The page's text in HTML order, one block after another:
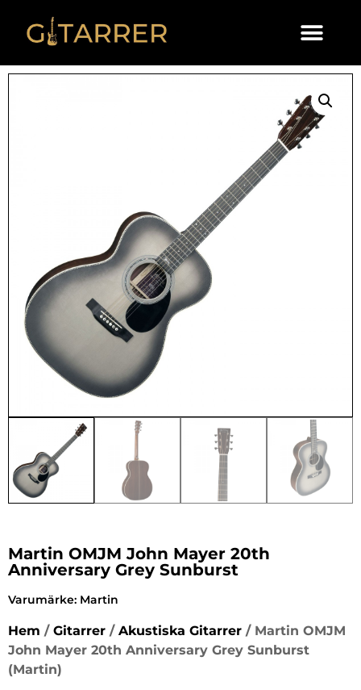
Martin OMJM John Mayer 20th
Anniversary Grey Sunburst
Varumärke: Martin
Hem / Gitarrer / Akustiska Gitarrer / Martin OMJM
John Mayer 20th Anniversary Grey Sunburst
(Martin)